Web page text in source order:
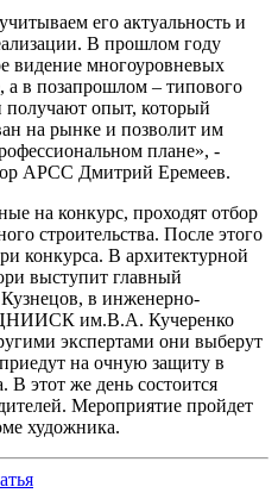
его актуальность и
В прошлом году
видение многоуровневых
а в позапрошлом – типового
опыт, который
на рынке и позволит им
плане», -
АРСС Дмитрий Еремеев.
на конкурс, проходят отбор
строительства. После этого
конкурса. В архитектурной
выступит главный
в инженерно-
ЦНИИСК им.В.А. Кучеренко
экспертами они выберут
на очную защиту в
этот же день состоится
Мероприятие пройдет
художника.